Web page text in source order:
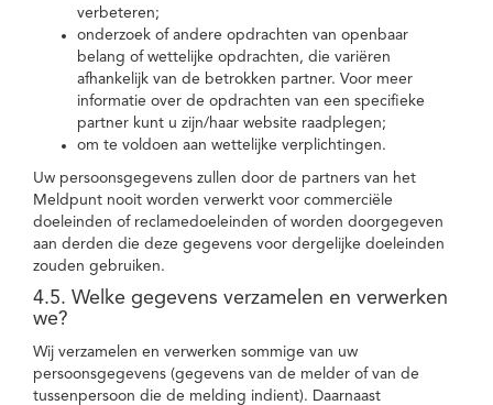
verbeteren;
onderzoek of andere opdrachten van openbaar
belang of wettelijke opdrachten, die variëren
afhankelijk van de betrokken partner. Voor meer
informatie over de opdrachten van een specifieke
partner kunt u zijn/haar website raadplegen;
om te voldoen aan wettelijke verplichtingen.
Uw persoonsgegevens zullen door de partners van het
Meldpunt nooit worden verwerkt voor commerciële
doeleinden of reclamedoeleinden of worden doorgegeven
aan derden die deze gegevens voor dergelijke doeleinden
zouden gebruiken.
4.5. Welke gegevens verzamelen en verwerken
we?
Wij verzamelen en verwerken sommige van uw
persoonsgegevens (gegevens van de melder of van de
tussenpersoon die de melding indient). Daarnaast